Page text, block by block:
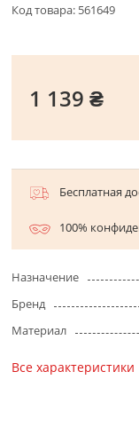
Код товара: 561649
1 139 ₴
Бесплатная
100%
Назначение
Бренд
Материал
Все характеристики